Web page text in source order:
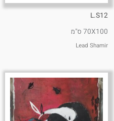
L.S12
70X100 ס"מ
Lead Shamir